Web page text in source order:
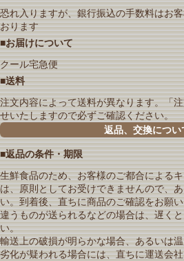
恐れ入りますが、銀行振込の手数料はお
おります
■お届けについて
クール宅急便
■送料
注文内容によって送料が異なります。「
せいたしますので必ずご確認ください。
返品、交換につい
■返品の条件・期限
生鮮食品のため、お客様のご都合による
は、原則としてお受けできませんので、
い。到着後、直ちに商品のご確認をお願
違うものが送られるなどの場合は、遅く
い。
輸送上の破損が明らかな場合、あるいは
劣化が疑われる場合には、直ちに運送会